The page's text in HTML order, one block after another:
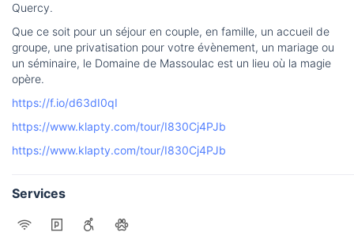
Quercy.
Que ce soit pour un séjour en couple, en famille, un accueil de
groupe, une privatisation pour votre évènement, un mariage ou
un séminaire, le Domaine de Massoulac est un lieu où la magie
opère.
https://f.io/d63dI0qI
https://www.klapty.com/tour/I830Cj4PJb
https://www.klapty.com/tour/I830Cj4PJb
Services